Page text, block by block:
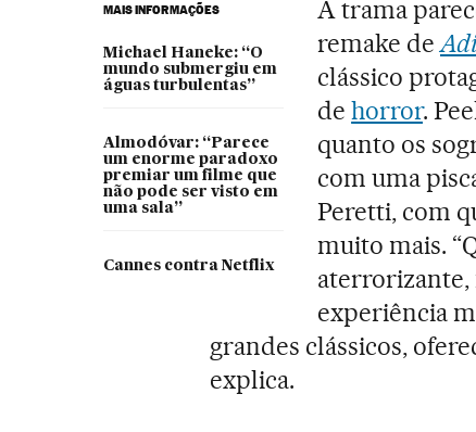
MAIS INFORMAÇÕES
Michael Haneke: “O
mundo submergiu em
águas turbulentas”
Almodóvar: “Parece
um enorme paradoxo
premiar um filme que
não pode ser visto em
uma sala”
Cannes contra Netflix
A trama
remake de
clássico
dehorror.
quanto os
com uma
Peretti, com
muito mais.
aterrorizante,
experiência
grandes clássicos,
explica.